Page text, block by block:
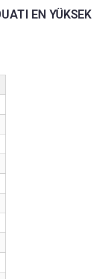
EN YÜKSEK